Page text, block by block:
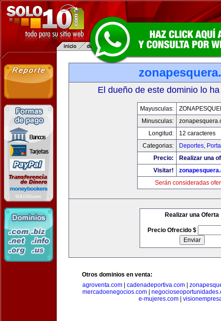
El dueño de este dominio lo
Mayusculas:
Minusculas:
Longitud:
12 caracteres
Categorias:
Deportes,
Precio:
Realizar una
Visitar!
Serán consideradas
Realizar una Oferta
Precio Ofrecido $
Otros dominios en venta:
agroventa.com
cadenadeportiva.com
mercadoenegocios.com
e-mujeres.com